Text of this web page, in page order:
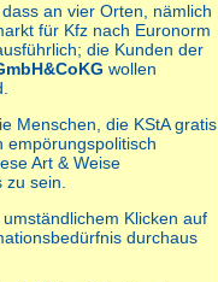
an vier Orten, nämlich
für Kfz nach Euronorm
die Kunden der
wollen
Menschen, die KStA gratis
empörungspolitisch
Art & Weise
sein.
Klicken auf
durchaus